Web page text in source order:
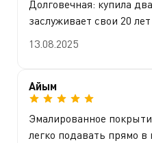
Долговечная: купила
заслуживает свои 20
13.08.2025
Айым
Эмалированное
легко подавать прямо в